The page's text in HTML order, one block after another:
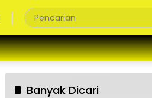
Banyak Dicari